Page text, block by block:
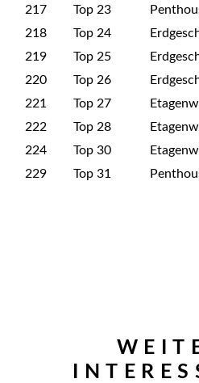
217
Top 23
218
Top 24
219
Top 25
220
Top 26
221
Top 27
222
Top 28
224
Top 30
229
Top 31